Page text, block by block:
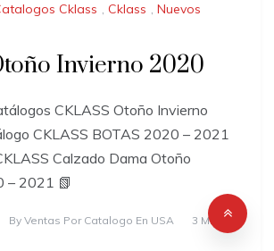
Cklass , Cklass , Nuevos
Invierno 2020
CKLASS Otoño Invierno
CKLASS BOTAS 2020 – 2021
Calzado Dama Otoño
– 2021 📗
By Ventas Por Catalogo En USA
3 Min